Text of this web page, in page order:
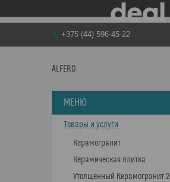
+375 (44) 596-45-22
ALFERO
Товары и услуги
Керамогранит
Керамическая плитка
Утолщенный Керамогранит